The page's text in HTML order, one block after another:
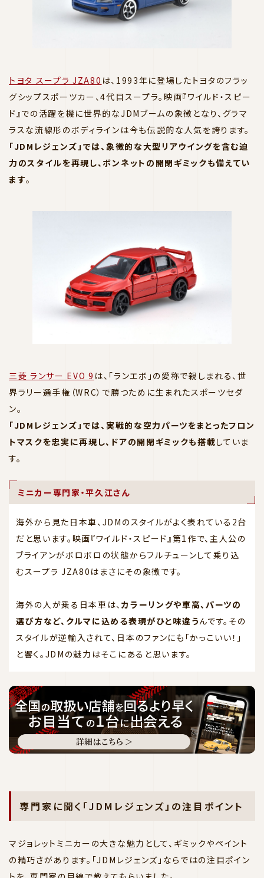
トヨタ スープラ JZA80 は、1993年に登場したトヨタのフラッ
グシップスポーツカー、4代目スープラ。映画『ワイルド・スピー
ド』での活躍を機に世界的なJDMブームの象徴となり、グラマ
ラスな流線形のボディラインは今も伝説的な人気を誇ります。
「JDMレジェンズ」では、象徴的な大型リアウイングを含む迫
力のスタイルを再現し、ボンネットの開閉ギミックも備えてい
ます。
三菱 ランサー EVO 9 は、「ランエボ」の愛称で親しまれる、世
界ラリー選手権（WRC）で勝つために生まれたスポーツセダ
ン。
「JDMレジェンズ」では、実戦的な空力パーツをまとったフロン
トマスクを忠実に再現し、ドアの開閉ギミックも搭載していま
す。
ミニカー専門家・平久江さん
海外から見た日本車、JDMのスタイルがよく表れている2台
だと思います。映画『ワイルド・スピード』第1作で、主人公の
ブライアンがボロボロの状態からフルチューンして乗り込
むスープラ JZA80はまさにその象徴です。
海外の人が乗る日本車は、カラーリングや車高、パーツの
選び方など、クルマに込める表現がひと味違うんです。その
スタイルが逆輸入されて、日本のファンにも「かっこいい！」
と響く。JDMの魅力はそこにあると思います。
専門家に聞く「JDMレジェンズ」の注目ポイント
マジョレットミニカーの大きな魅力として、ギミックやペイント
の精巧さがあります。「JDMレジェンズ」ならではの注目ポイン